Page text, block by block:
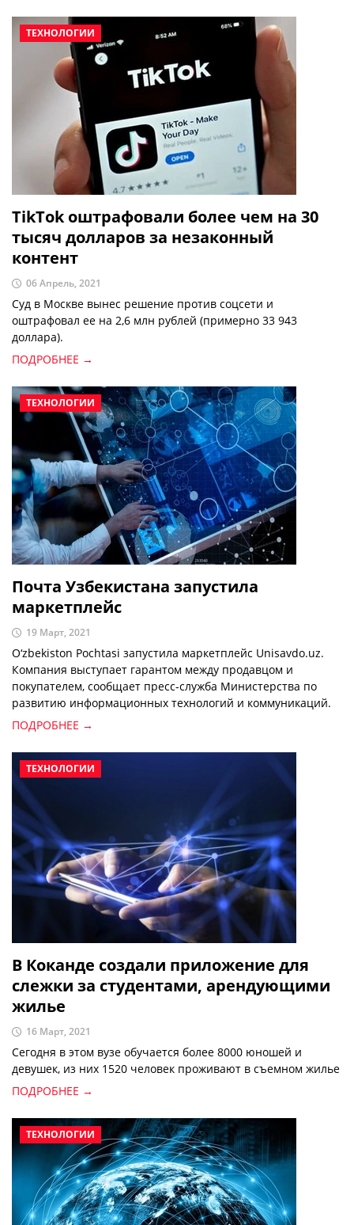
ТЕХНОЛОГИИ
TikTok оштрафовали более чем на 30
тысяч долларов за незаконный
контент
06 Апрель, 2021
Суд в Москве вынес решение против соцсети и
оштрафовал ее на 2,6 млн рублей (примерно 33 943
доллара).
ПОДРОБНЕЕ →
ТЕХНОЛОГИИ
Почта Узбекистана запустила
маркетплейс
19 Март, 2021
O‘zbekiston Pochtasi запустила маркетплейс Unisavdo.uz.
Компания выступает гарантом между продавцом и
покупателем, сообщает пресс-служба Министерства по
развитию информационных технологий и коммуникаций.
ПОДРОБНЕЕ →
ТЕХНОЛОГИИ
В Коканде создали приложение для
слежки за студентами, арендующими
жилье
16 Март, 2021
Сегодня в этом вузе обучается более 8000 юношей и
девушек, из них 1520 человек проживают в съемном жилье
ПОДРОБНЕЕ →
ТЕХНОЛОГИИ